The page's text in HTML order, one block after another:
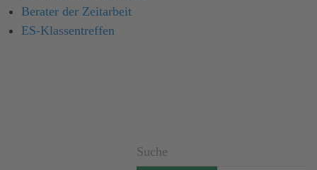
Berater der Zeitarbeit
ES-Klassentreffen